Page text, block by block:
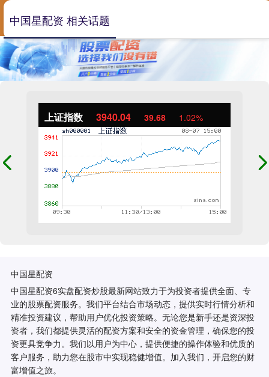
上证指数 3940.04 39.68 1.02%
中国星配资
中国星配资6实盘配资炒股最新网站致力于为投资者提供全面、专
业的股票配资服务。我们平台结合市场动态，提供实时行情分析和
精准投资建议，帮助用户优化投资策略。无论您是新手还是资深投
资者，我们都提供灵活的配资方案和安全的资金管理，确保您的投
资更具竞争力。我们以用户为中心，提供便捷的操作体验和优质的
客户服务，助力您在股市中实现稳健增值。加入我们，开启您的财
富增值之旅。
中国星配资 相关话题